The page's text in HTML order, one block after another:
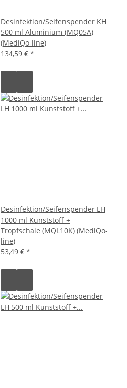
Desinfektion/Seifenspender KH
500 ml Aluminium (MQ05A)
(MediQo-line)
134,59 € *
Desinfektion/Seifenspender LH
1000 ml Kunststoff +
Tropfschale (MQL10K) (MediQo-
line)
53,49 € *